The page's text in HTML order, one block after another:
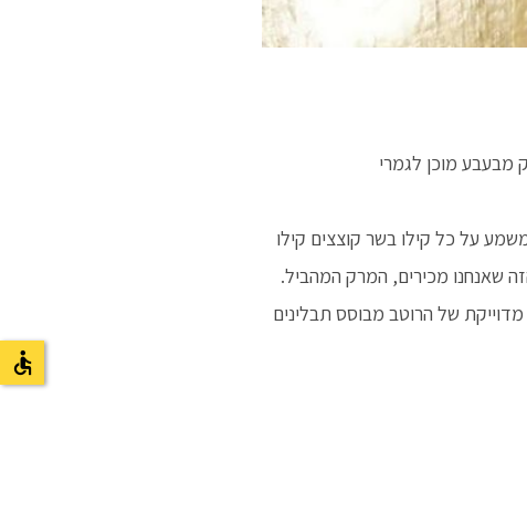
מבעבע מוכן לגמרי
על כל קילו בשר קוצצים קילו
שאנחנו מכירים, המרק המהביל.
של הרוטב מבוסס תבלינים